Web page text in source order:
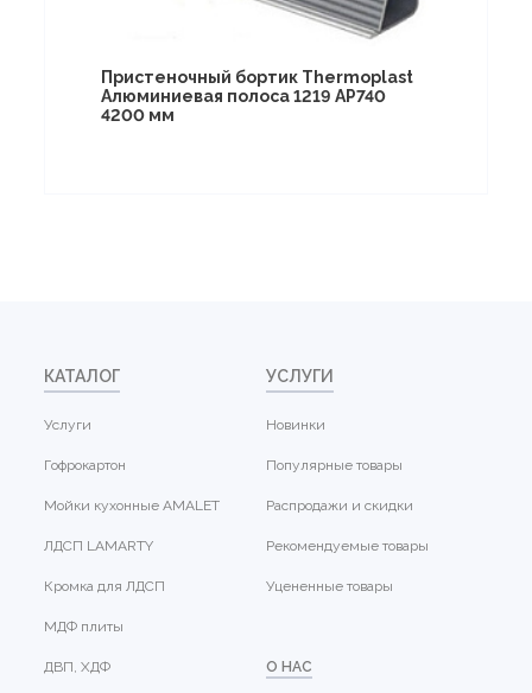
Пристеночный бортик Thermoplast
Алюминиевая полоса 1219 AP740
4200 мм
КАТАЛОГ
Услуги
Гофрокартон
Мойки кухонные AMALET
ЛДСП LAMARTY
Кромка для ЛДСП
МДФ плиты
ДВП, ХДФ
УСЛУГИ
Новинки
Популярные товары
Распродажи и скидки
Рекомендуемые товары
Уцененные товары
О НАС